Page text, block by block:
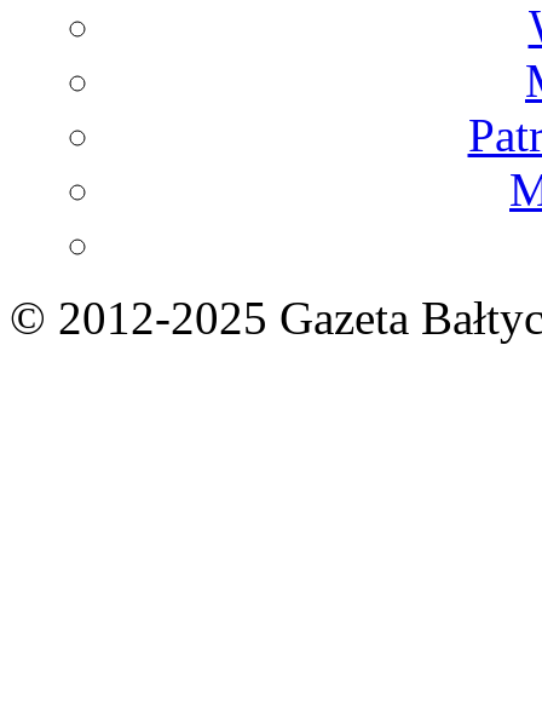
© 2012-2025 Gazeta